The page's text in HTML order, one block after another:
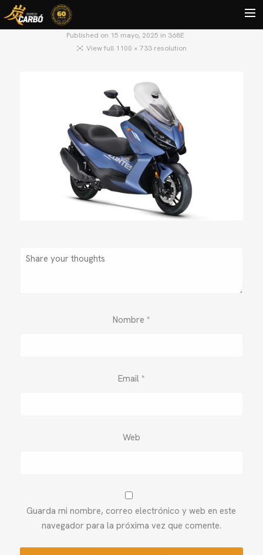
Published on 15 mayo, 2025 in 368E
View full 1100 × 733 resolution
Nombre *
Email *
Web
Guarda mi nombre, correo electrónico y web en este
navegador para la próxima vez que comente.